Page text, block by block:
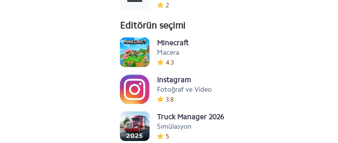
2
Editörün seçimi
Minecraft
Macera
4.3
Instagram
Fotoğraf ve Video
3.8
Truck Manager 2026
Simülasyon
5